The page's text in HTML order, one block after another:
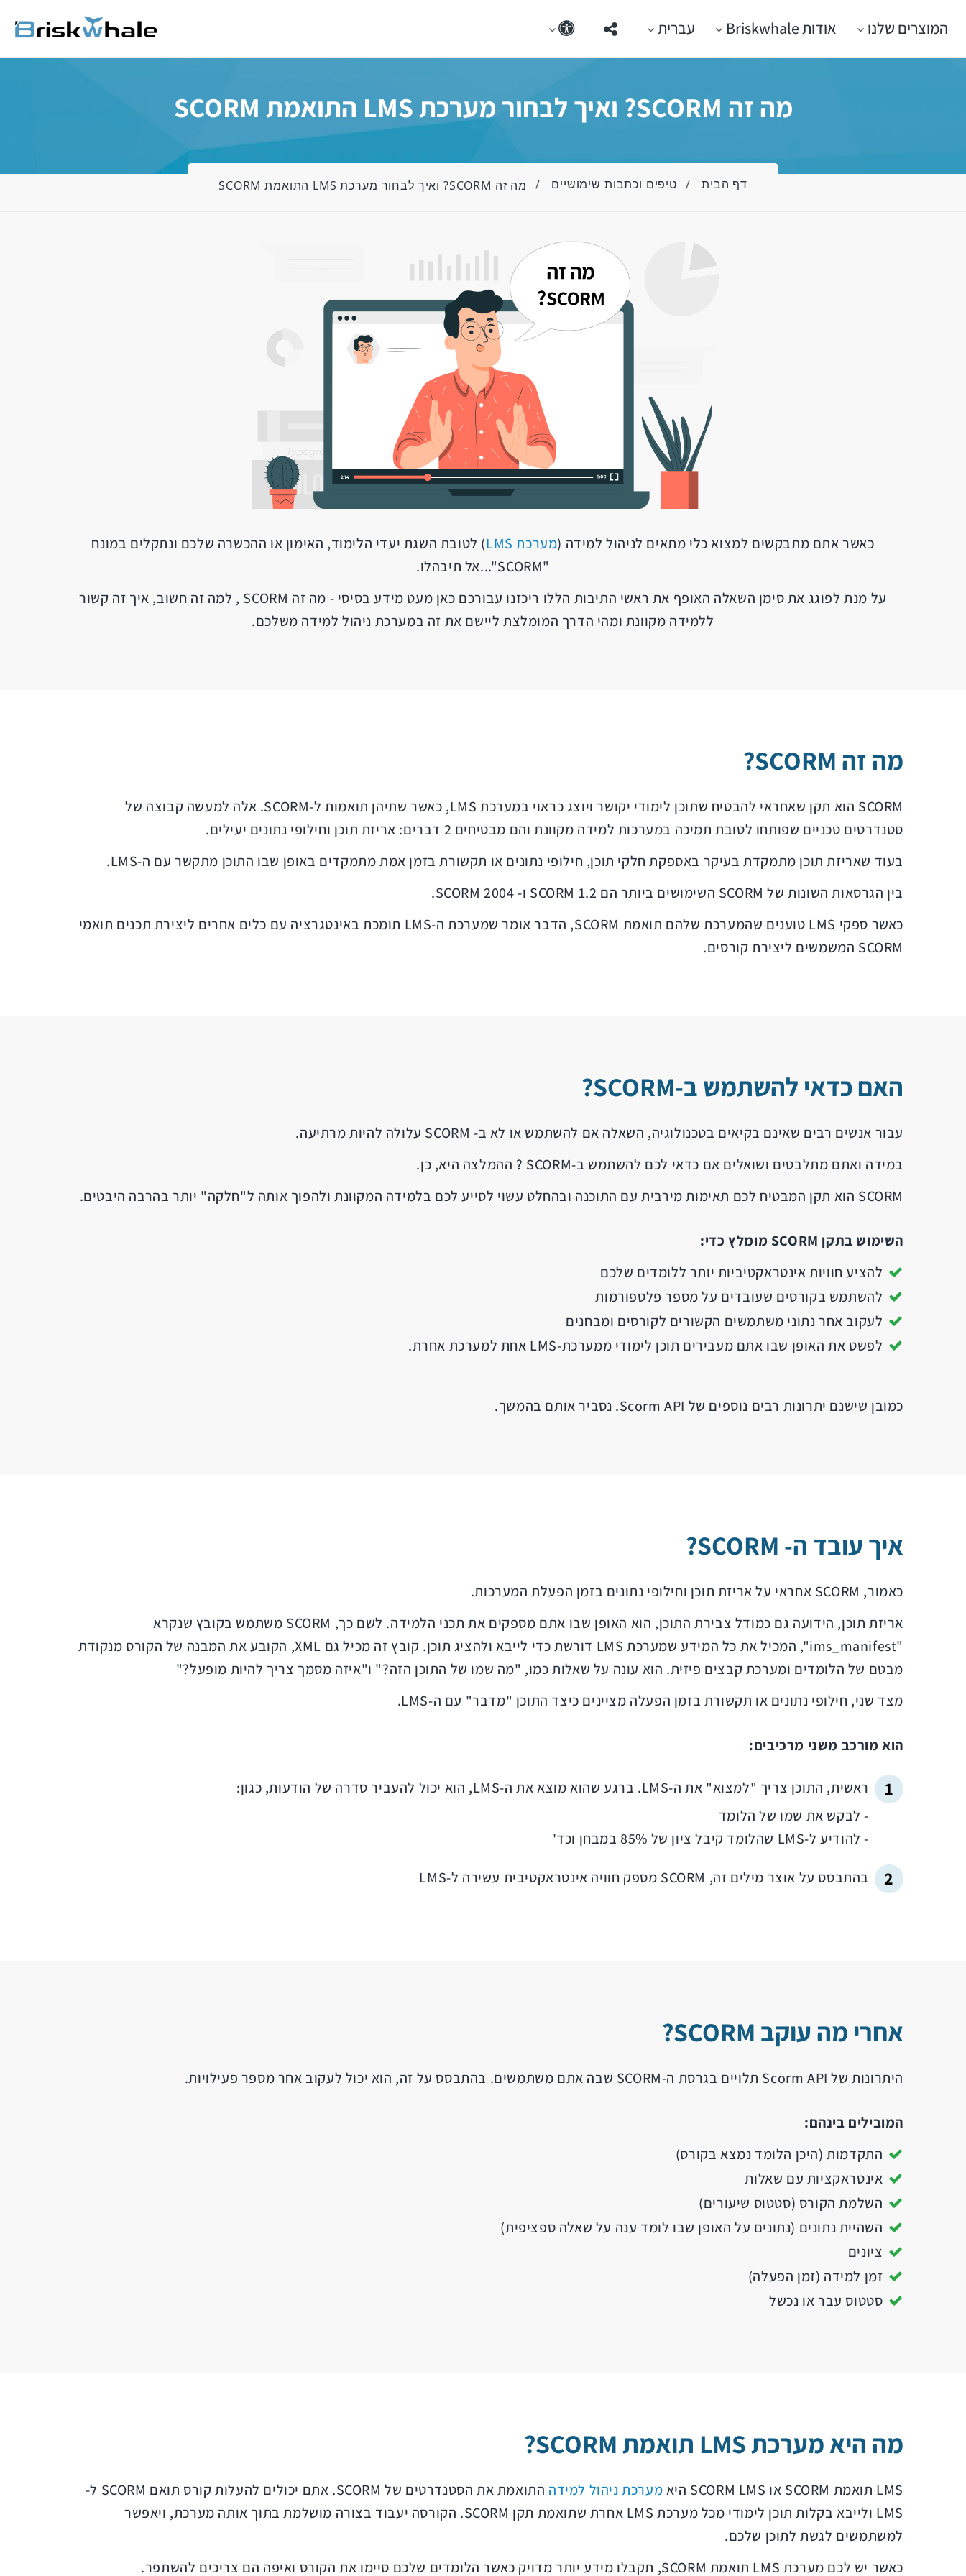
המוצרים שלנו אודות Briskwhale עברית
מה זה SCORM? ואיך לבחור מערכת LMS התואמת SCORM
דף הבית טיפים וכתבות שימושיים מה זה SCORM? ואיך לבחור מערכת LMS התואמת SCORM
כאשר אתם מתבקשים למצוא כלי מתאים לניהול למידה (מערכת LMS
) לטובת השגת יעדי הלימוד, האימון או ההכשרה שלכם ונתקלים במונח
"SCORM"...אל תיבהלו.
על מנת לפוגג את סימן השאלה האופף את ראשי התיבות הללו ריכזנו עבורכם כאן מעט מידע בסיסי - מה זה SCORM , למה זה חשוב, איך זה קשור
ללמידה מקוונת ומהי הדרך המומלצת ליישם את זה במערכת ניהול למידה משלכם.
מה זה SCORM?
SCORM הוא תקן שאחראי להבטיח שתוכן לימודי יקושר ויוצג כראוי במערכת LMS, כאשר שתיהן תואמות ל-SCORM. אלה למעשה קבוצה של
סטנדרטים טכניים שפותחו לטובת תמיכה במערכות למידה מקוונת והם מבטיחים 2 דברים: אריזת תוכן וחילופי נתונים יעילים.
בעוד שאריזת תוכן מתמקדת בעיקר באספקת חלקי תוכן, חילופי נתונים או תקשורת בזמן אמת מתמקדים באופן שבו התוכן מתקשר עם ה-LMS.
בין הגרסאות השונות של SCORM השימושים ביותר הם SCORM 1.2 ו- SCORM 2004.
כאשר ספקי LMS טוענים שהמערכת שלהם תואמת SCORM, הדבר אומר שמערכת ה-LMS תומכת באינטגרציה עם כלים אחרים ליצירת תכנים תואמי
SCORM המשמשים ליצירת קורסים.
האם כדאי להשתמש ב-SCORM?
עבור אנשים רבים שאינם בקיאים בטכנולוגיה, השאלה אם להשתמש או לא ב- SCORM עלולה להיות מרתיעה.
במידה ואתם מתלבטים ושואלים אם כדאי לכם להשתמש ב-SCORM ? ההמלצה היא, כן.
SCORM הוא תקן המבטיח לכם תאימות מירבית עם התוכנה ובהחלט עשוי לסייע לכם בלמידה המקוונת ולהפוך אותה ל"חלקה" יותר בהרבה היבטים.
השימוש בתקן SCORM מומלץ כדי:
להציע חוויות אינטראקטיביות יותר ללומדים שלכם
להשתמש בקורסים שעובדים על מספר פלטפורמות
לעקוב אחר נתוני משתמשים הקשורים לקורסים ומבחנים
לפשט את האופן שבו אתם מעבירים תוכן לימודי ממערכת-LMS אחת למערכת אחרת.
כמובן שישנם יתרונות רבים נוספים של Scorm API. נסביר אותם בהמשך.
איך עובד ה- SCORM?
כאמור, SCORM אחראי על אריזת תוכן וחילופי נתונים בזמן הפעלת המערכות.
אריזת תוכן, הידועה גם כמודל צבירת התוכן, הוא האופן שבו אתם מספקים את תכני הלמידה. לשם כך, SCORM משתמש בקובץ שנקרא
"ims_manifest", המכיל את כל המידע שמערכת LMS דורשת כדי לייבא ולהציג תוכן. קובץ זה מכיל גם XML, הקובע את המבנה של הקורס מנקודת
מבטם של הלומדים ומערכת קבצים פיזית. הוא עונה על שאלות כמו, "מה שמו של התוכן הזה?" ו"איזה מסמך צריך להיות מופעל?"
מצד שני, חילופי נתונים או תקשורת בזמן הפעלה מציינים כיצד התוכן "מדבר" עם ה-LMS.
הוא מורכב משני מרכיבים:
ראשית, התוכן צריך "למצוא" את ה-LMS. ברגע שהוא מוצא את ה-LMS, הוא יכול להעביר סדרה של הודעות, כגון:
- לבקש את שמו של הלומד
- להודיע ל-LMS שהלומד קיבל ציון של 85% במבחן וכד'
בהתבסס על אוצר מילים זה, SCORM מספק חוויה אינטראקטיבית עשירה ל-LMS
אחרי מה עוקב SCORM?
היתרונות של Scorm API תלויים בגרסת ה-SCORM שבה אתם משתמשים. בהתבסס על זה, הוא יכול לעקוב אחר מספר פעילויות.
המובילים בינהם:
התקדמות (היכן הלומד נמצא בקורס)
אינטראקציות עם שאלות
השלמת הקורס (סטטוס שיעורים)
השהיית נתונים (נתונים על האופן שבו לומד ענה על שאלה ספציפית)
ציונים
זמן למידה (זמן הפעלה)
סטטוס עבר או נכשל
מה היא מערכת LMS תואמת SCORM?
LMS תואמת SCORM או SCORM LMS היא מערכת ניהול למידה
התואמת את הסטנדרטים של SCORM. אתם יכולים להעלות קורס תואם SCORM ל-
LMS ולייבא בקלות תוכן לימודי מכל מערכת LMS אחרת שתואמת תקן SCORM. הקורסה יעבוד בצורה מושלמת בתוך אותה מערכת, ויאפשר
למשתמשים לגשת לתוכן שלכם.
כאשר יש לכם מערכת LMS תואמת SCORM, תקבלו מידע יותר מדויק כאשר הלומדים שלכם סיימו את הקורס ואיפה הם צריכים להשתפר.